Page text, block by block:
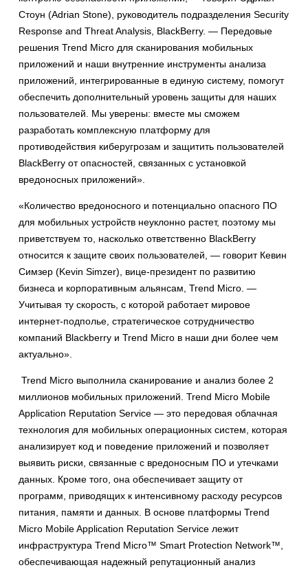
Стоун (Adrian Stone), руководитель подразделения Security
Response and Threat Analysis, BlackBerry. — Передовые
решения Trend Micro для сканирования мобильных
приложений и наши внутренние инструменты анализа
приложений, интегрированные в единую систему, помогут
обеспечить дополнительный уровень защиты для наших
пользователей. Мы уверены: вместе мы сможем
разработать комплексную платформу для
противодействия киберугрозам и защитить пользователей
BlackBerry от опасностей, связанных с установкой
вредоносных приложений».
«Количество вредоносного и потенциально опасного ПО
для мобильных устройств неуклонно растет, поэтому мы
приветствуем то, насколько ответственно BlackBerry
относится к защите своих пользователей, — говорит Кевин
Симзер (Kevin Simzer), вице-президент по развитию
бизнеса и корпоративным альянсам, Trend Micro. —
Учитывая ту скорость, с которой работает мировое
интернет-подполье, стратегическое сотрудничество
компаний Blackberry и Trend Micro в наши дни более чем
актуально».
Trend Micro выполнила сканирование и анализ более 2
миллионов мобильных приложений. Trend Micro Mobile
Application Reputation Service — это передовая облачная
технология для мобильных операционных систем, которая
анализирует код и поведение приложений и позволяет
выявить риски, связанные с вредоносным ПО и утечками
данных. Кроме того, она обеспечивает защиту от
программ, приводящих к интенсивному расходу ресурсов
питания, памяти и данных. В основе платформы Trend
Micro Mobile Application Reputation Service лежит
инфраструктура Trend Micro™ Smart Protection Network™,
обеспечивающая надежный репутационный анализ